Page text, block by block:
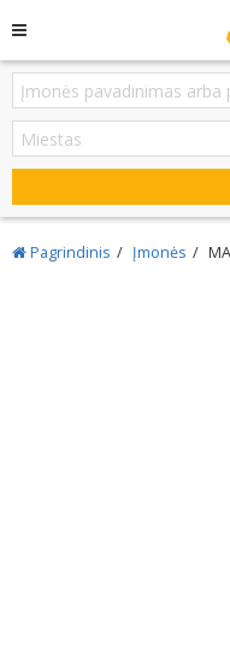
Pagrindinis Įmonės